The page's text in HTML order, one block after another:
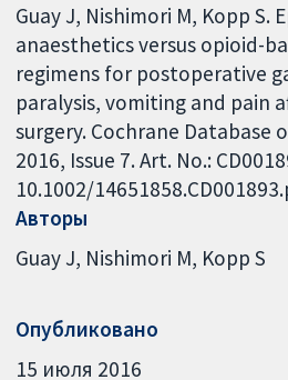
Guay J, Nishimori M, Kopp S.
anaesthetics versus opioid-
regimens for postoperative
paralysis, vomiting and pain
surgery. Cochrane Database
2016, Issue 7. Art. No.:
10.1002/
Авторы
Guay J Nishimori M Kopp S
Опубликовано
15 июля 2016